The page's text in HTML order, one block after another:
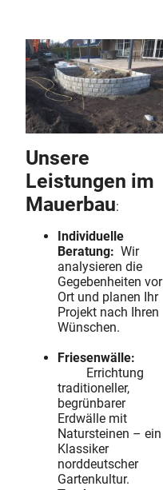
Unsere
Leistungen im
Mauerbau:
Individuelle
Beratung: Wir
analysieren die
Gegebenheiten vor
Ort und planen Ihr
Projekt nach Ihren
Wünschen.
Friesenwälle:
Errichtung
traditioneller,
begrünbarer
Erdwälle mit
Natursteinen – ein
Klassiker
norddeutscher
Gartenkultur.